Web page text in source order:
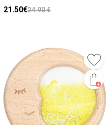
21.50€24.90 €